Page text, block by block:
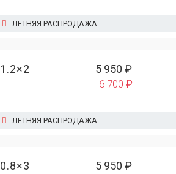
ЛЕТНЯЯ РАСПРОДАЖА
1.2×2 5 950 ₽
6 700 ₽
ЛЕТНЯЯ РАСПРОДАЖА
0.8×3 5 950 ₽